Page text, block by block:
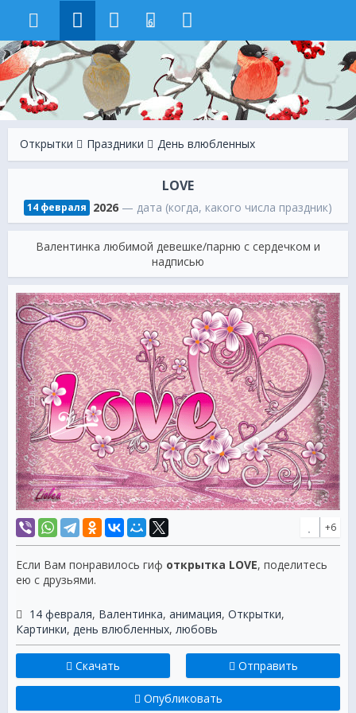
6
Открытки Праздники День влюбленных
LOVE
14 февраля 2026— дата (когда, какого числа праздник)
Валентинка любимой девешке/парню с сердечком и
надписью
+6
Если Вам понравилось гиф открытка LOVE, поделитесь
ею с друзьями.
14 февраля, Валентинка, анимация, Открытки,
Картинки, день влюбленных, любовь
Скачать Отправить
Опубликовать